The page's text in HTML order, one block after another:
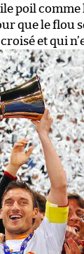
poil
que le flou
et qui